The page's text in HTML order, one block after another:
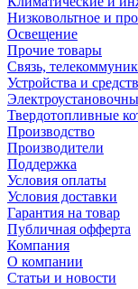
Низковольтное и
Освещение
Прочие товары
Связь,
Устройства и
Твердотопливные
Производство
Производители
Поддержка
Условия оплаты
Условия доставки
Гарантия на товар
Публичная офферта
Компания
О компании
Статьи и новости